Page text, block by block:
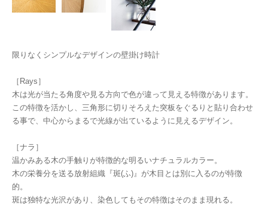
限りなくシンプルなデザインの壁掛け時計
［Rays］
木は光が当たる角度や見る方向で色が違って見える特徴があります。
この特徴を活かし、三角形に切りそろえた突板をぐるりと貼り合わせ
る事で、中心からまるで光線が出ているように見えるデザイン。
［ナラ］
温かみある木の手触りが特徴的な明るいナチュラルカラー。
木の栄養分を送る放射組織『斑(ふ)』が木目とは別に入るのが特徴
的。
斑は独特な光沢があり、染色してもその特徴はそのまま現れる。